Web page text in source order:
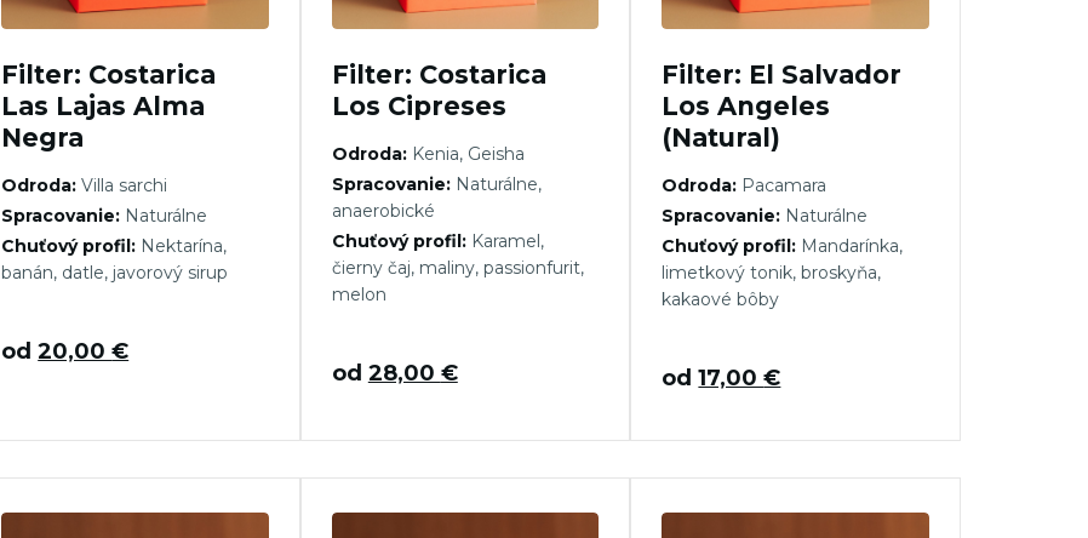
Filter: Costarica
Las Lajas Alma
Negra
Odroda: Villa sarchi
Spracovanie: Naturálne
Chuťový profil: Nektarína,
banán, datle, javorový sirup
od20,00€
Filter: Costarica
Los Cipreses
Odroda:Kenia, Geisha
Spracovanie:Naturálne,
anaerobické
Chuťový profil:Karamel,
čierny čaj, maliny, passionfurit,
melon
od 28,00 €
Filter: El Salvador
Los Angeles
(Natural)
Odroda: Pacamara
Spracovanie: Naturálne
Chuťový profil: Mandarínka,
limetkový tonik, broskyňa,
kakaové bôby
od17,00€